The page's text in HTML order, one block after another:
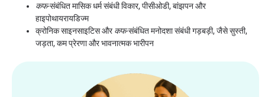
कफ-संबंधित मासिक धर्म संबंधी विकार, पीसीओडी, बांझपन और
हाइपोथायरायडिज्म
क्रोनिक साइनसाइटिस औरकफ-संबंधित मनोदशा संबंधी गड़बड़ी, जैसे सुस्ती,
जड़ता, कम प्रेरणा और भावनात्मक भारीपन